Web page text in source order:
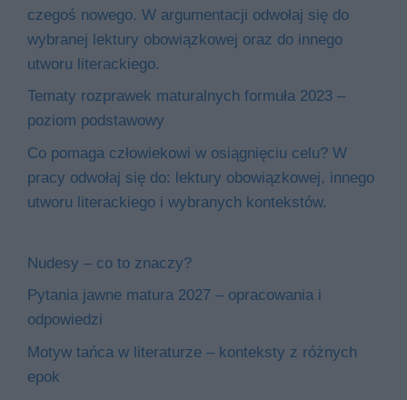
czegoś nowego. W argumentacji odwołaj się do
wybranej lektury obowiązkowej oraz do innego
utworu literackiego.
Tematy rozprawek maturalnych formuła 2023 –
poziom podstawowy
Co pomaga człowiekowi w osiągnięciu celu? W
pracy odwołaj się do: lektury obowiązkowej, innego
utworu literackiego i wybranych kontekstów.
Nudesy – co to znaczy?
Pytania jawne matura 2027 – opracowania i
odpowiedzi
Motyw tańca w literaturze – konteksty z różnych
epok